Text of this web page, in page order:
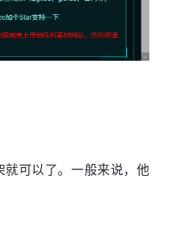
可以了。一般来说，他